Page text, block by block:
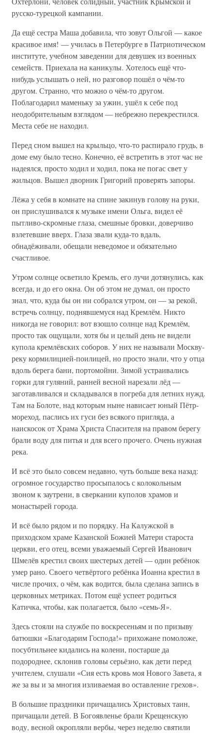
русско-турецкой кампании.
Да ещё сестра Маша добавила, что зовут Ольгой — какое
красивое имя! — училась в Петербурге в Патриотическом
институте, учебном заведении для девушек из военных
семейств. Приехала на каникулы. Хотелось ещё что-
нибудь услышать о ней, но разговор пошёл о чём-то
другом. Странно, что можно о чём-то другом.
Поблагодарил маменьку за ужин, ушёл к себе под
неодобрительным взглядом — небрежно перекрестился.
Места себе не находил.
Перед сном вышел на крыльцо, что-то распирало грудь, в
доме ему было тесно. Конечно, её встретить в этот час не
надеялся, просто ходил и ходил, пока не погас свет у
жильцов. Вышел дворник Григорий проверять запоры.
Лёжа у себя в комнате на спине закинув голову на руки,
он прислушивался к музыке имени Ольга, видел её
пытливо-скромные глаза, смешные бровки, доверчиво
взлетевшие вверх. Глаза звали куда-то вдаль,
обнадёживали, обещали неведомое и обязательно
счастливое.
Утром солнце осветило Кремль, его лучи дотянулись, как
всегда, и до его окна. Он об этом не думал, он просто
знал, что, куда бы он ни собрался утром, он — за рекой,
встречь солнцу, поднявшемуся над Кремлём. Никто
никогда не говорил: вот взошло солнце над Кремлём,
просто так ощущали, хотя бы и целый день не видели
купола кремлёвских соборов. У них не называли Москву-
реку кормилицией-поилицей, но просто знали, что у отца
вдоль берега бани, портомойни. Зимой устраивались
горки для гуляний, ранней весной нарезали лёд —
заготавливался и складывался в погреба для летних нужд.
Там на Болоте, над которым ныне нависает юный Пётр-
мореход, паслись их гуси без всякого пригляда, а
наискосок от Храма Христа Спасителя на правом берегу
брали воду для питья и для всего прочего. Очень нужная
река.
И всё это было совсем недавно, чуть больше века назад:
огромное государство просыпалось с колокольным
звоном к заутрени, в сверкании куполов храмов и
монастырей города.
И всё было рядом и по порядку. На Калужской в
приходском храме Казанской Божией Матери староста
церкви, его отец, всеми уважаемый Сергей Иванович
Шмелёв крестил своих шестерых детей — один ребёнок
умер рано. Своего четвёртого ребёнка Иоанна крестил в
числе прочих, о чём, как водится, была сделана запись в
церковных метриках. Потом ещё успеет родиться
Катичка, чтобы, как полагается, было «семь-Я».
Здесь стояли на службе по воскресеньям и по призыву
батюшки «Благодарим Господа!» прихожане помоложе,
посубтильнее кидались на колени, постарше да
подороднее, склонив головы серьёзно, как дети перед
учителем, слушали «Сия есть кровь моя Нового Завета, я
же за вы и за многия изливаемая во оставление грехов».
В большие праздники причащались Христовых таин,
причащали детей. В Богоявленье брали Крещенскую
воду, весной окропляли вербы, через неделю святили